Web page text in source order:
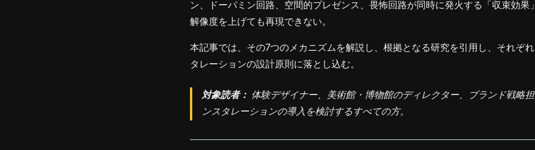
ン、ドーパミン回路、空間的プレゼンス、畏怖回路が同時に発火する「収束効果
解像度を上げても再現できない。
本記事では、その7つのメカニズムを解説し、根拠となる研究を引用し、それぞ
タレーションの設計原則に落とし込む。
対象読者： 体験デザイナー、美術館・博物館のディレクター、ブランド戦略
ンスタレーションの導入を検討するすべての方。